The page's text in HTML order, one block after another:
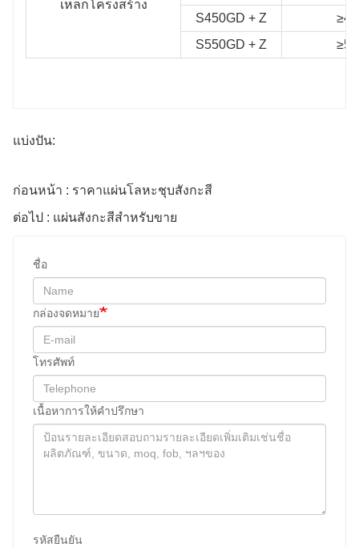
เหล็กโครงสร้าง
S450GD + Z
S550GD + Z
แบ่งปัน:
ก่อนหน้า : ราคาแผ่นโลหะชุบสังกะสี
ต่อไป : แผ่นสังกะสีสําหรับขาย
ชื่อ
กล่องจดหมาย
โทรศัพท์
เนื้อหาการให้คําปรึกษา
รหัสยืนยัน